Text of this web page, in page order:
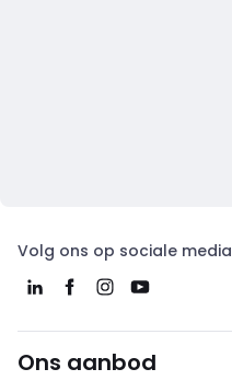
Volg ons op sociale media
Ons aanbod